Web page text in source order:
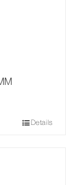
Details